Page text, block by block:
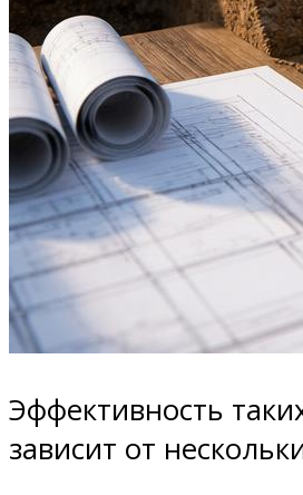
Эффективность
зависит от